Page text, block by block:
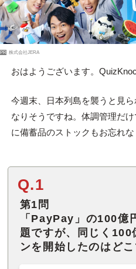
PR 株式会社JERA
おはようございます。
今週末、日本列島を襲うと見
なりそうですね。体調管理だ
に備蓄品のストックもお忘れな
Q.1
第1問
「PayPay」の100億
題ですが、同じく100
ンを開始したのはどこ